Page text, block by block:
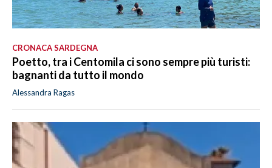
CRONACA SARDEGNA
Poetto, tra i Centomila ci sono sempre più turisti:
bagnanti da tutto il mondo
Alessandra Ragas